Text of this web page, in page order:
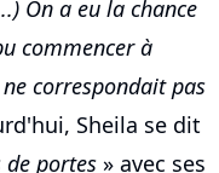
On a eu la chance
commencer à
correspondait pas
Sheila se dit
portes » avec ses